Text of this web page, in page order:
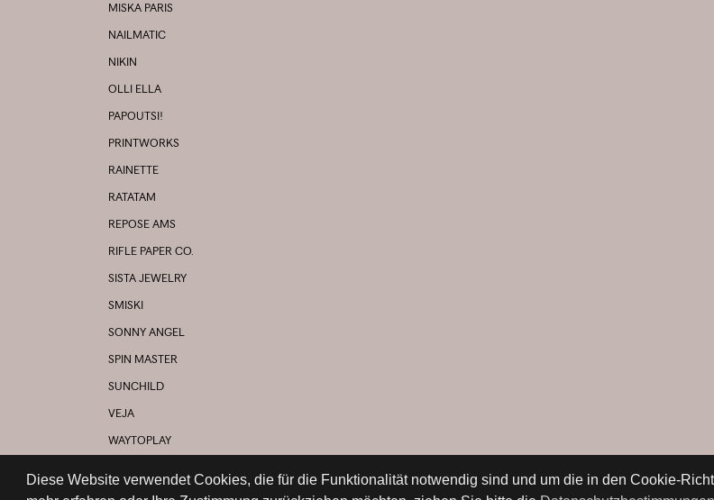
Diese Website verwendet Cookies, die für die Funktionalität notwendig sind und um die in den Cookie-
MISKA PARIS
NAILMATIC
NIKIN
OLLI ELLA
PAPOUTSI!
PRINTWORKS
RAINETTE
RATATAM
REPOSE AMS
RIFLE PAPER CO.
SISTA JEWELRY
SMISKI
SONNY ANGEL
SPIN MASTER
SUNCHILD
VEJA
WAYTOPLAY
UND VIELE MEHR...